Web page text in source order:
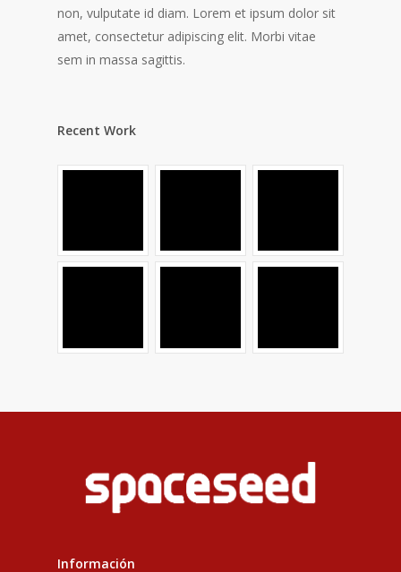
non, vulputate id diam. Lorem et ipsum dolor sit
amet, consectetur adipiscing elit. Morbi vitae
sem in massa sagittis.
Recent Work
Información